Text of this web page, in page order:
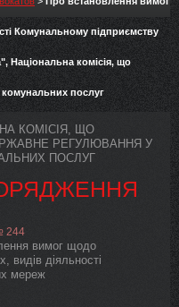
Комунальному підприємству
Національна комісія, що
послуг
КОМІСІЯ, ЩО
РЕГУЛЮВАННЯ У
ПОСЛУГ
244
вимог щодо
видів діяльності
мереж